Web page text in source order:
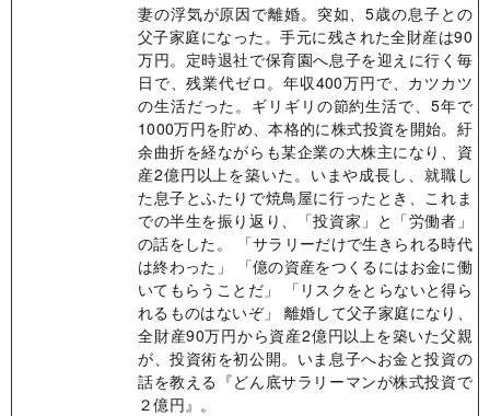
妻の浮気が原因で離婚。突如、5歳の息子との
父子家庭になった。手元に残された全財産は90
万円。定時退社で保育園へ息子を迎えに行く毎
日で、残業代ゼロ。年収400万円で、カツカツ
の生活だった。ギリギリの節約生活で、5年で
1000万円を貯め、本格的に株式投資を開始。紆
余曲折を経ながらも某企業の大株主になり、資
産2億円以上を築いた。いまや成長し、就職し
た息子とふたりで焼鳥屋に行ったとき、これま
での半生を振り返り、「投資家」と「労働者」
の話をした。 「サラリーだけで生きられる時代
は終わった」 「億の資産をつくるにはお金に働
いてもらうことだ」 「リスクをとらないと得ら
れるものはないぞ」 離婚して父子家庭になり、
全財産90万円から資産2億円以上を築いた父親
が、投資術を初公開。いま息子へお金と投資の
話を教える『どん底サラリーマンが株式投資で
２億円』。